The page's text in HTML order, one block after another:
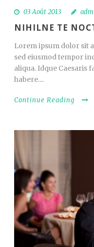
03 Août 2013
NIHILNE TE
Lorem ipsum dolor sit
sed eiusmod tempor
aliqua. Idque Caesaris
habere....
Continue Reading